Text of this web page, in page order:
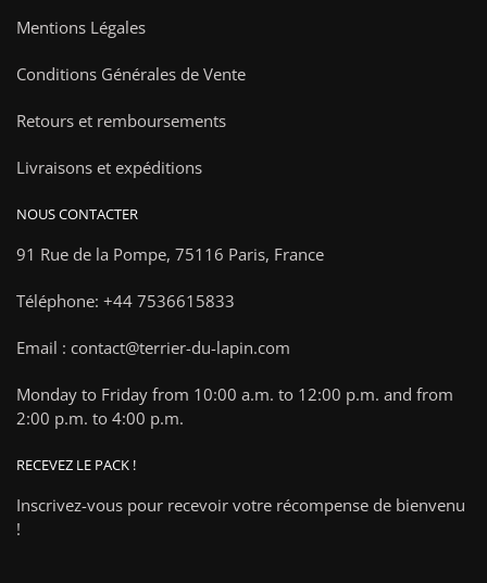
Mentions Légales
Conditions Générales de Vente
Retours et remboursements
Livraisons et expéditions
NOUS CONTACTER
91 Rue de la Pompe, 75116 Paris, France
Téléphone: +44 7536615833
Email : contact@terrier-du-lapin.com
Monday to Friday from 10:00 a.m. to 12:00 p.m. and from
2:00 p.m. to 4:00 p.m.
RECEVEZ LE PACK !
Inscrivez-vous pour recevoir votre récompense de bienvenu
!